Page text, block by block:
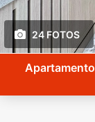
24 FOTOS